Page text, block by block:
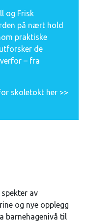
og Frisk
på nært hold
praktiske
de
– fra
skoletokt her >>
spekter av
og nye opplegg
barnehagenivå til